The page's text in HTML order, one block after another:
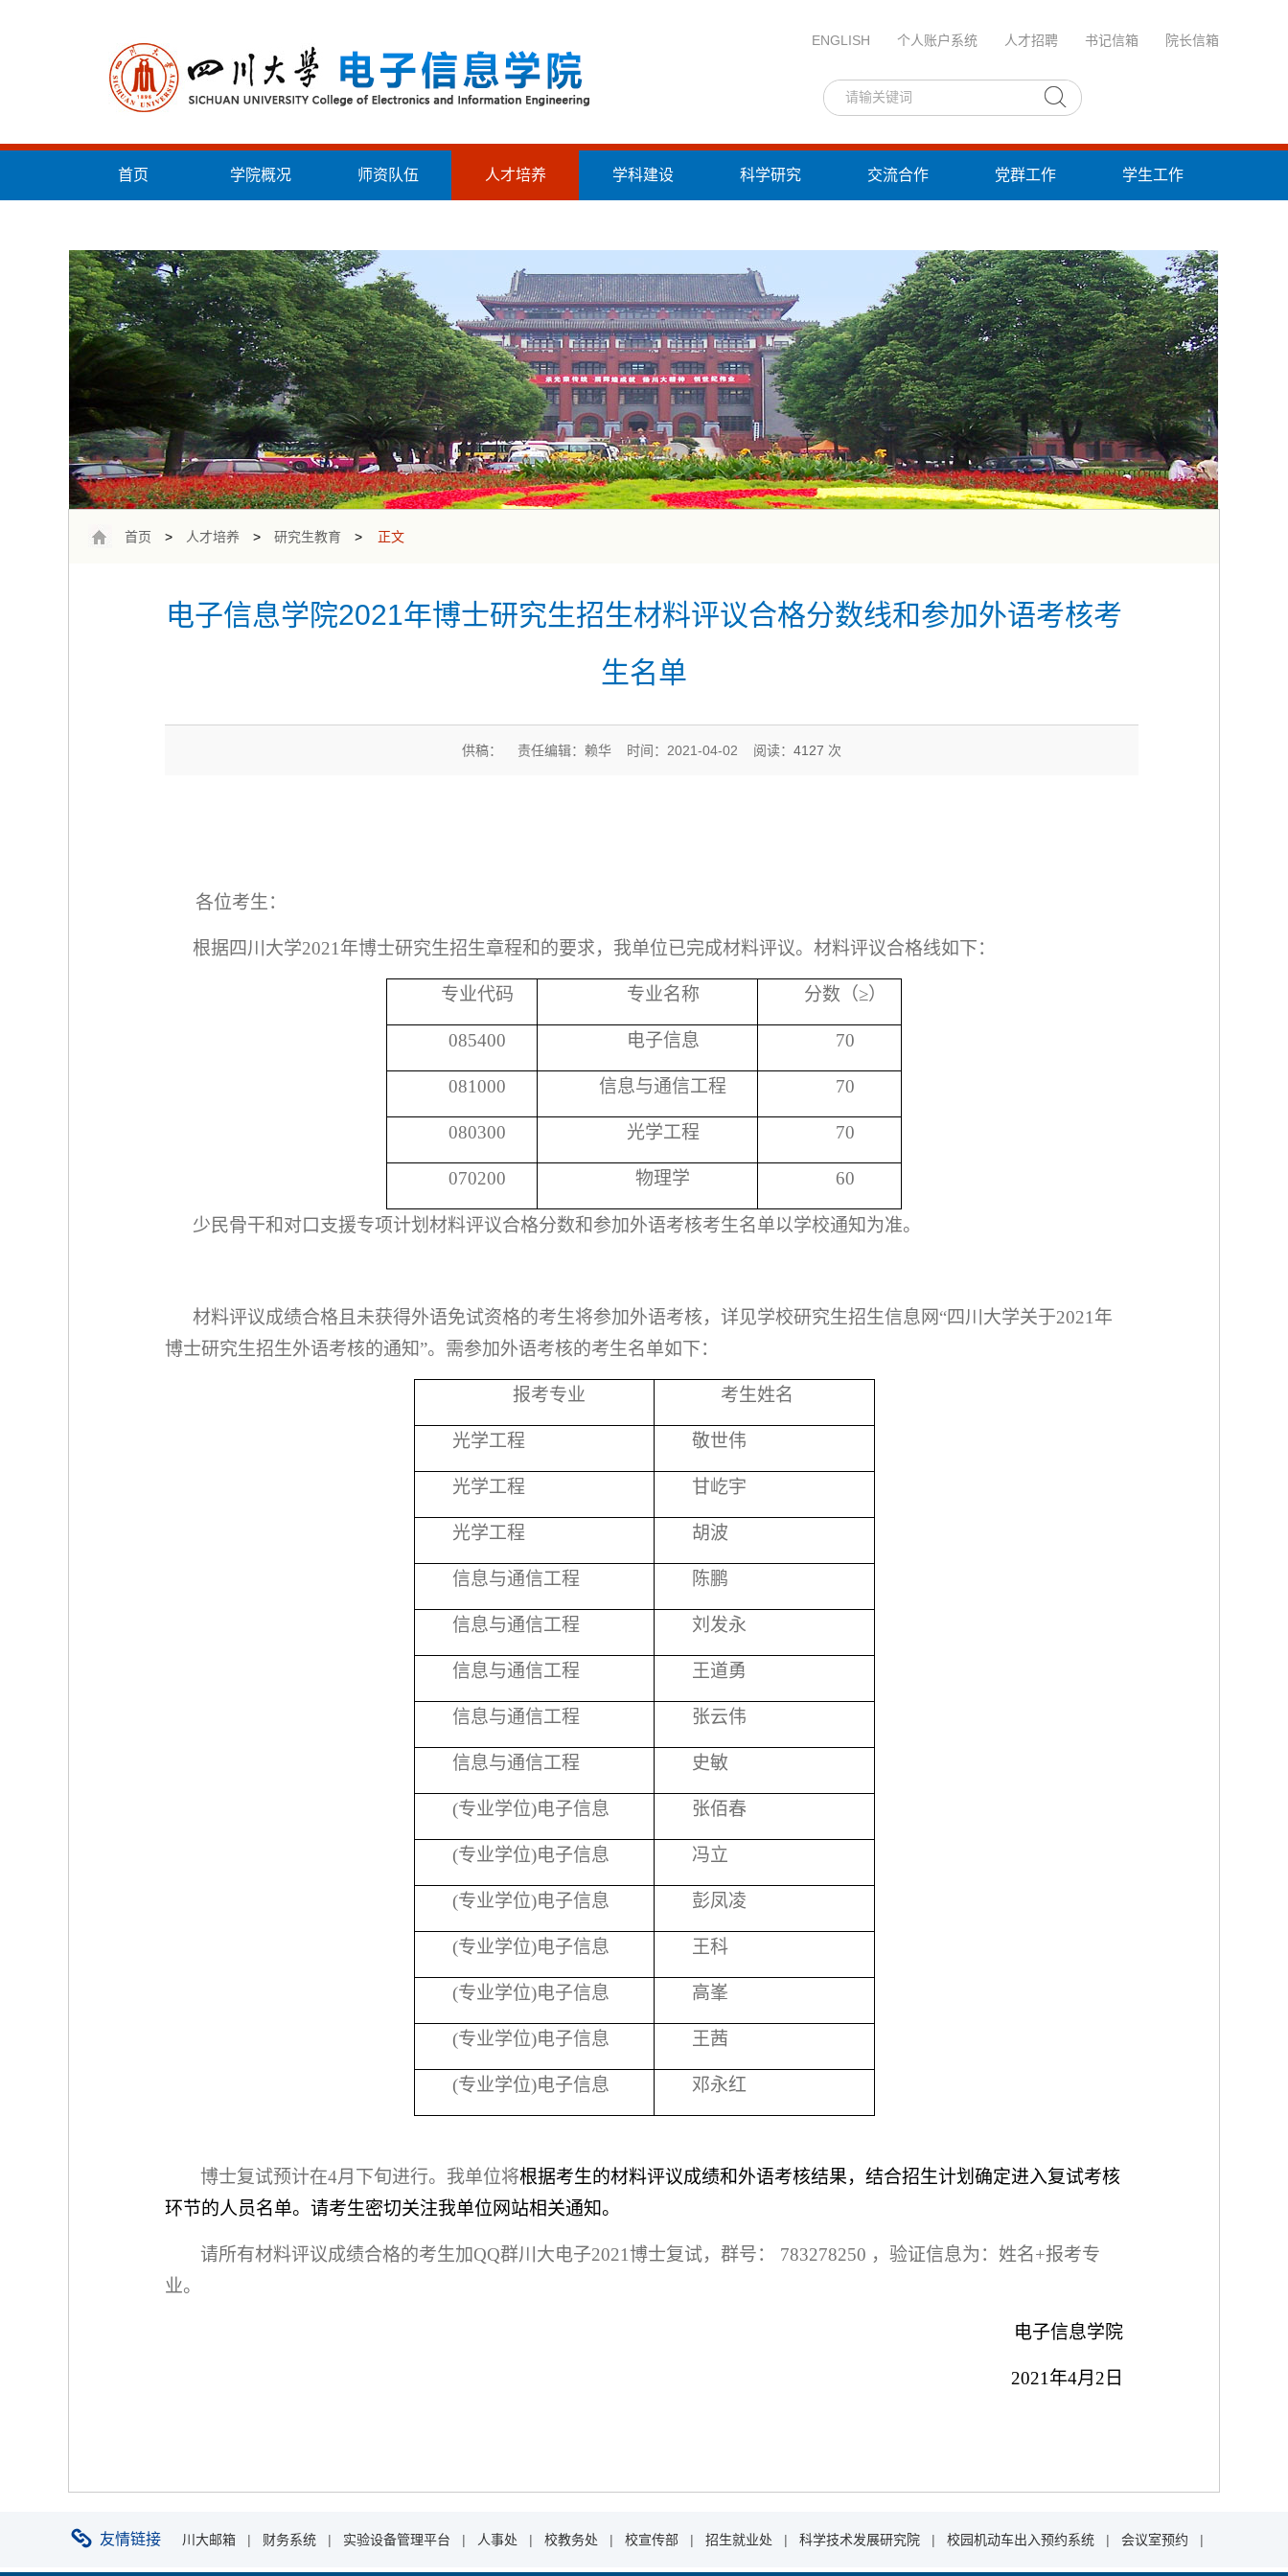
ENGLISH 个人账户系统 人才招聘 书记信箱 院长信箱
首页 学院概况 师资队伍 人才培养 学科建设 科学研究 交流合作 党群工作 学生工作
首页 > 人才培养 > 研究生教育 > 正文
电子信息学院2021年博士研究生招生材料评议合格分数线和参加外语考核考
生名单
供稿： 责任编辑：赖华 时间：2021-04-02 阅读： 4127 次
各位考生：
根据四川大学2021 年博士研究生招生章程和的要求，我单位已完成材料评议。材料评议合格线如下：
专业代码 专业名称 分数（≥）
085400 电子信息 70
081000 信息与通信工程 70
080300 光学工程 70
070200 物理学 60
少民骨干和对口支援专项计划材料评议合格分数和参加外语考核考生名单以学校通知为准。
材料评议成绩合格且未获得外语免试资格的考生将参加外语考核，详见学校研究生招生信息网 “四川大学关于2021 年
博士研究生招生外语考核的通知”。需参加外语考核的考生名单如下：
报考专业 考生姓名
光学工程 敬世伟
光学工程 甘屹宇
光学工程 胡波
信息与通信工程 陈鹏
信息与通信工程 刘发永
信息与通信工程 王道勇
信息与通信工程 张云伟
信息与通信工程 史敏
(专业学位)电子信息 张佰春
(专业学位)电子信息 冯立
(专业学位)电子信息 彭凤凌
(专业学位)电子信息 王科
(专业学位)电子信息 高峯
(专业学位)电子信息 王茜
(专业学位)电子信息 邓永红
博士复试预计在4月下旬进行。我单位将根据考生的材料评议成绩和外语考核结果，结合招生计划确定进入复试考核
环节的人员名单。请考生密切关注我单位网站相关通知。
请所有材料评议成绩合格的考生加QQ群川大电子2021博士复试，群号： 783278250 ， 验证信息为：姓名+报考专
业。
电子信息学院
2021 年4月 2 日
友情链接 川大邮箱 | 财务系统 | 实验设备管理平台 | 人事处 | 校教务处 | 校宣传部 | 招生就业处 | 科学技术发展研究院 | 校园机动车出入预约系统 | 会议室预约 |